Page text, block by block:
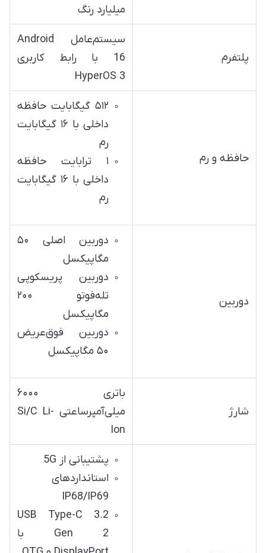
میلیارد رنگ
پلتفرم
سیستم‌عامل Android
16 با رابط کاربری
HyperOS 3
حافظه و رم
۵۱۲ گیگابایت حافظه
داخلی با ۱۶ گیگابایت
رم
۱ ترابایت حافظه
داخلی با ۱۶ گیگابایت
رم
دوربین
دوربین اصلی ۵۰
مگاپیکسل
دوربین پریسکوپی
تله‌فوتو ۲۰۰
مگاپیکسل
دوربین فوق‌عریض
۵۰ مگاپیکسل
شارژ
باتری ۶۰۰۰
میلی‌آمپرساعتی Si/C Li-
Ion
پشتیبانی از 5G
استانداردهای
IP68/IP69
USB Type-C 3.2
Gen 2 با